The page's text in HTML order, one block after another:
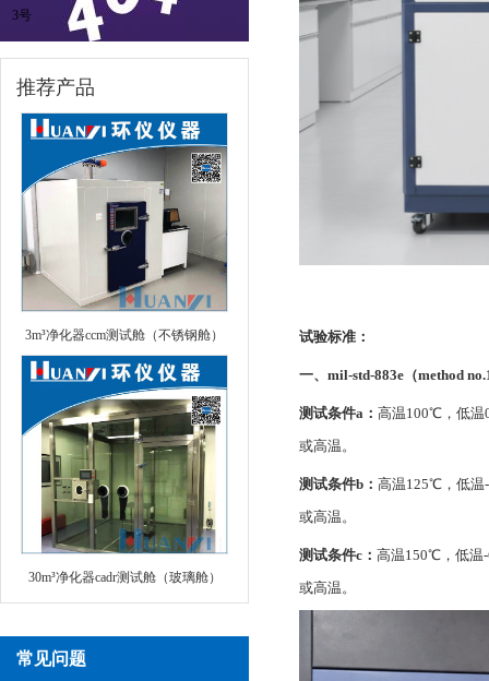
3号
推荐产品
3m³净化器ccm测试舱（不锈钢舱）
30m³净化器cadr测试舱（玻璃舱）
常见问题
试验标准：
一、mil-std-883e（method
测试条件a：高温100℃，低温
或高温。
测试条件b：高温125℃，低温
或高温。
测试条件c：高温150℃，低温
或高温。